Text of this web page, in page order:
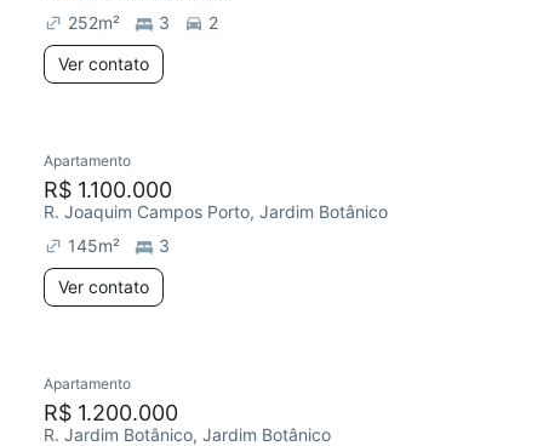
252m² 3
2
Ver contato
Apartamento
R$ 1.100.000
R. Joaquim Campos Porto, Jardim Botânico
145m²
3
Ver contato
Apartamento
R$ 1.200.000
R. Jardim Botânico, Jardim Botânico